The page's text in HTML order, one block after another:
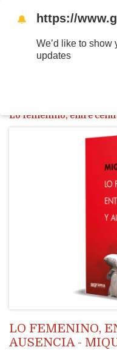
LO FEMENINO.
Lo femenino, entre
LO FEMENINO,
AUSENCIA -
🔔 https://
We’d like to show
updates